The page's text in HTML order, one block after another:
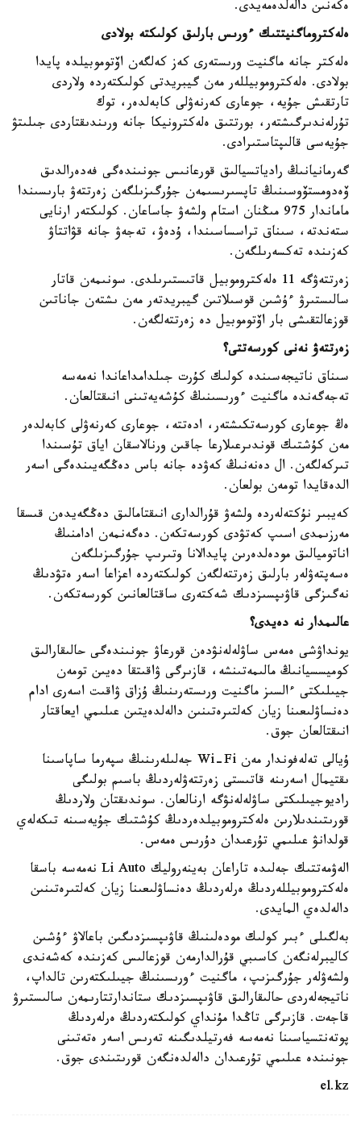
ەكەنىن دالەلدەمەيدى.
ەلەكتروماگنيتتىك ءورىس بارلىق كولىكتە بولادى
ەلەكتر جانە ماگنيت ورىستەرى كەز كەلگەن اۆتوموبيلدە پايدا
بولادى. ەلەكتروموبيللەر مەن گيبريدتى كولىكتەردە ولاردى
تارتقىش جۇيە، جوعارى كەرنەۋلى كابەلدەر، توك
تۇرلەندىرگىشتەر، بورتتىق ەلەكترونيكا جانە ورىندىقتاردى جىلىتۋ
جۇيەسى قالىپتاستىرادى.
گەرمانيانىڭ رادياتسيالىق قورعانىس جونىندەگى فەدەرالدىق
ۆەدومستۆوسىنىڭ تاپسىرىسىمەن جۇرگىزىلگەن زەرتتەۋ بارىسىندا
ماماندار 975 مىڭنان استام ولشەۋ جاساعان. كولىكتەر ارنايى
ستەندتە، سىناق تراسساسىندا، ۇدەۋ، تەجەۋ جانە قۋاتتاۋ
كەزىندە تەكسەرىلگەن.
زەرتتەۋگە 11 ەلەكتروموبيل قاتىستىرىلدى. سونىمەن قاتار
سالىستىرۋ ءۇشىن قوسىلاتىن گيبريدتەر مەن ىشتەن جاناتىن
قوزعالتقىشى بار اۆتوموبيل دە زەرتتەلگەن.
زەرتتەۋ نەنى كورسەتتى؟
سىناق ناتيجەسىندە كولىك كۇرت جىلدامداعاندا نەمەسە
تەجەگەندە ماگنيت ءورىسىنىڭ كۇشەيەتىنى انىقتالعان.
ەڭ جوعارى كورسەتكىشتەر، ادەتتە، جوعارى كەرنەۋلى كابەلدەر
مەن كۇشتىك قوندىرعىلارعا جاقىن ورنالاسقان اياق تۇسىندا
تىركەلگەن. ال دەنەنىڭ كەۋدە جانە باس دەڭگەيىندەگى اسەر
الدەقايدا تومەن بولعان.
كەيبىر نۇكتەلەردە ولشەۋ قۇرالدارى انىقتامالىق دەڭگەيدەن قىسقا
مەرزىمدى اسىپ كەتۋدى كورسەتكەن. دەگەنمەن ادامنىڭ
اناتوميالىق مودەلدەرىن پايدالانا وتىرىپ جۇرگىزىلگەن
ەسەپتەۋلەر بارلىق زەرتتەلگەن كولىكتەردە اعزاعا اسەر ەتۋدىڭ
نەگىزگى قاۋىپسىزدىك شەكتەرى ساقتالعانىن كورسەتكەن.
عالىمدار نە دەيدى؟
يونداۋشى ەمەس ساۋلەلەنۋدەن قورعاۋ جونىندەگى حالىقارالىق
كوميسسيانىڭ مالىمەتىنشە، قازىرگى ۋاقىتقا دەيىن تومەن
جيىلىكتى ءالسىز ماگنيت ورىستەرىنىڭ ۇزاق ۋاقىت اسەرى ادام
دەنساۋلىعىنا زيان كەلتىرەتىنىن دالەلدەيتىن عىلىمي ايعاقتار
انىقتالعان جوق.
ۇيالى تەلەفوندار مەن Wi-Fi جەلىلەرىنىڭ سپەرما ساپاسىنا
ىقتيمال اسەرىنە قاتىستى زەرتتەۋلەردىڭ باسىم بولىگى
راديوجيىلىكتى ساۋلەلەنۋگە ارنالعان. سوندىقتان ولاردىڭ
قورىتىندىلارىن ەلەكتروموبيلدەردىڭ كۇشتىك جۇيەسىنە تىكەلەي
قولدانۋ عىلىمي تۇرعىدان دۇرىس ەمەس.
الەۋمەتتىك جەلىدە تاراعان بەينەروليك Li Auto نەمەسە باسقا
ەلەكتروموبيللەردىڭ ەرلەردىڭ دەنساۋلىعىنا زيان كەلتىرەتىنىن
دالەلدەي المايدى.
بەلگىلى ءبىر كولىك مودەلىنىڭ قاۋىپسىزدىگىن باعالاۋ ءۇشىن
كاليبرلەنگەن كاسىبي قۇرالدارمەن قوزعالىس كەزىندە كەشەندى
ولشەۋلەر جۇرگىزىپ، ماگنيت ءورىسىنىڭ جيىلىكتەرىن تالداپ،
ناتيجەلەردى حالىقارالىق قاۋىپسىزدىك ستاندارتتارىمەن سالىستىرۋ
قاجەت. قازىرگى تاڭدا مۇنداي كولىكتەردىڭ ەرلەردىڭ
پوتەنتسياسىنا نەمەسە فەرتيلدىگىنە تەرىس اسەر ەتەتىنى
جونىندە عىلىمي تۇرعىدان دالەلدەنگەن قورىتىندى جوق.
el.kz